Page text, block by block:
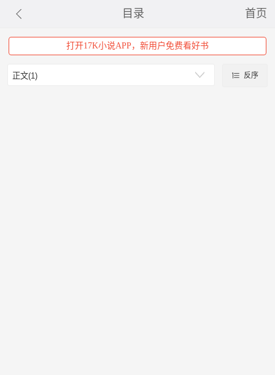
目录 首页
打开17K小说APP，新用户免费看好书
反序